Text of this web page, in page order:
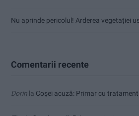
Nu aprinde pericolul! Arderea vegetației
Comentarii recente
Dorin la Coșei acuză: Primar cu